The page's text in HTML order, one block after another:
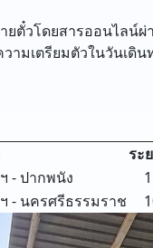
ตั๋วโดยสารออนไล
วามเตรียมตัวในวันเดิ
ระ
- ปากพนัง
- นครศรีธรรมราช